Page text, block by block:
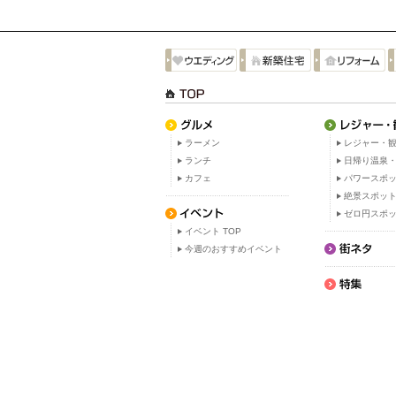
ラーメン
ランチ
カフェ
イベント TOP
今週のおすすめイベント
レジャー・
日帰り温泉
パワースポ
絶景スポット
ゼロ円スポ